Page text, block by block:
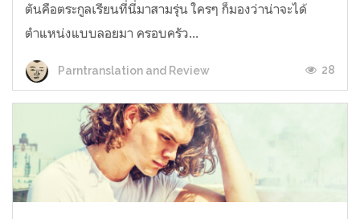
ตันคือตระกูลเรียนที่นี่มาสามรุ่น ใครๆ ก็มองว่าน่าจะได้
ตำแหน่งแบบลอยมา ครอบครัว...
Parntranslation and Review 28